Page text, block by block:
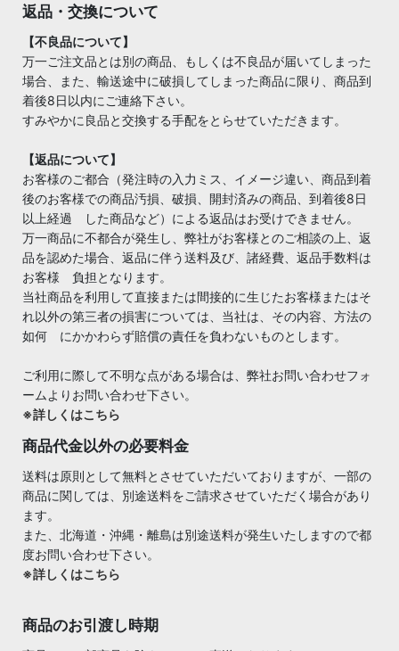
返品・交換について
【不良品について】
万一ご注文品とは別の商品、もしくは不良品が届いてしまった
場合、また、輸送途中に破損してしまった商品に限り、商品到
着後8日以内にご連絡下さい。
すみやかに良品と交換する手配をとらせていただきます。
【返品について】
お客様のご都合（発注時の入力ミス、イメージ違い、商品到着
後のお客様での商品汚損、破損、開封済みの商品、到着後8日
以上経過 した商品など）による返品はお受けできません。
万一商品に不都合が発生し、弊社がお客様とのご相談の上、返
品を認めた場合、返品に伴う送料及び、諸経費、返品手数料は
お客様 負担となります。
当社商品を利用して直接または間接的に生じたお客様またはそ
れ以外の第三者の損害については、当社は、その内容、方法の
如何 にかかわらず賠償の責任を負わないものとします。
ご利用に際して不明な点がある場合は、弊社お問い合わせフォ
ームよりお問い合わせ下さい。
※詳しくはこちら
商品代金以外の必要料金
送料は原則として無料とさせていただいておりますが、一部の
商品に関しては、別途送料をご請求させていただく場合があり
ます。
また、北海道・沖縄・離島は別途送料が発生いたしますので都
度お問い合わせ下さい。
※詳しくはこちら
商品のお引渡し時期